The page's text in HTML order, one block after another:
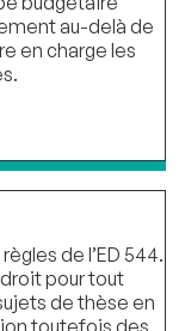
au-delà de
en charge les
de l’ED 544.
pour tout
de thèse en
toutefois des